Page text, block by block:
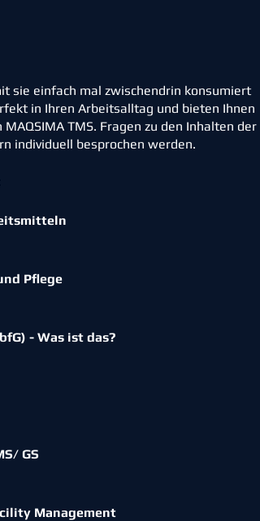
sie einfach mal zwischendrin konsumiert
in Ihren Arbeitsalltag und bieten Ihnen
TMS. Fragen zu den Inhalten der
individuell besprochen werden.
Pflege
- Was ist das?
GS
Management